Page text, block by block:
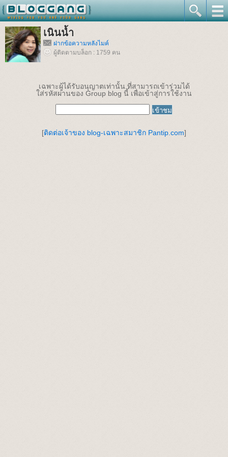
เนินน้ำ
ฝากข้อความหลังไมค์
ผู้ติดตามบล็อก : 1759 คน
เฉพาะผู้ได้รับอนุญาตเท่านั้น ที่สามารถเข้าร่วมได้
ใส่รหัสผ่านของ Group blog นี้ เพื่อเข้าสู่การใช้งาน
[ติดต่อเจ้าของ blog-เฉพาะสมาชิก Pantip.com]